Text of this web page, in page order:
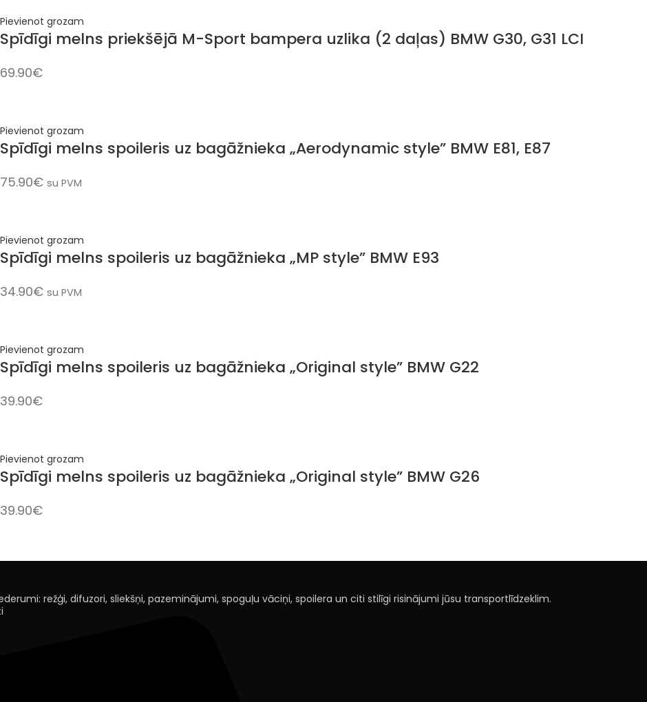
Pievienot grozam
Spīdīgi melns priekšējā M-Sport bampera uzlika (2 daļas) BMW G30, G31 LCI
69.90€
Pievienot grozam
Spīdīgi melns spoileris uz bagāžnieka „Aerodynamic style” BMW E81, E87
75.90€ su PVM
Pievienot grozam
Spīdīgi melns spoileris uz bagāžnieka „MP style” BMW E93
34.90€ su PVM
Pievienot grozam
Spīdīgi melns spoileris uz bagāžnieka „Original style” BMW G22
39.90€
Pievienot grozam
Spīdīgi melns spoileris uz bagāžnieka „Original style” BMW G26
39.90€
režģi, difuzori, sliekšņi, pazeminājumi, spoguļu vāciņi, spoilera un citi stilīgi risinājumi jūsu transportlīdzeklim.